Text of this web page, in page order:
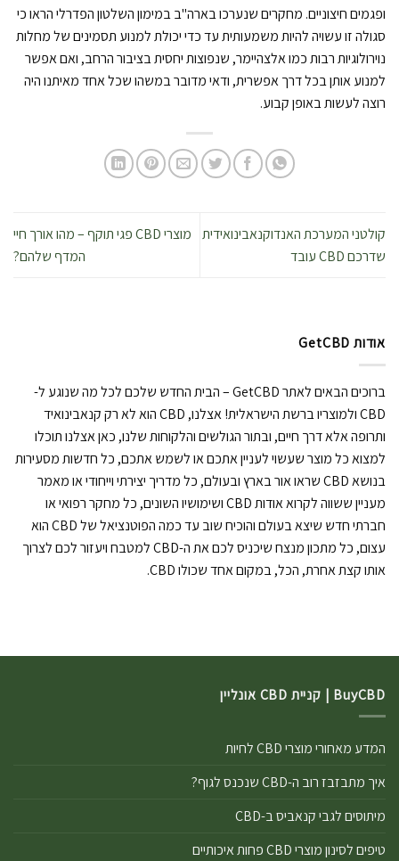
ופגמים חיצוניים. מחקרים שנערכו בארה"ב במימון השלטון הפדרלי הראו כי
סגולה זו עשויה להיות משמעותית עד כדי יכולת למנוע תסמינים של מחלות
נוירולוגיות רבות כמו אלצהיימר, שנפוצות יחסית בציבור הרחב, ואם אפשר
למנוע אותן בכל דרך אפשרית, ודאי מדובר במשהו שכל אחד מאיתנו היה
רוצה לעשות באופן קבוע.
קולטני המערכת האנדוקנאבינואידית
שדרכם CBD עובד
מוצרי CBD פגי תוקף – מהו אורך חיי
המדף שלהם?
אודות GetCBD
ברוכים הבאים לאתר GetCBD – הבית החדש שלכם לכל מה שנוגע ל-
CBD ולמוצריו ברשת הישראלית! אצלנו, CBD הוא לא רק קנאבינואיד
ותרופה אלא דרך חיים, ובתור הגולשים והלקוחות שלנו, כאן אצלנו תוכלו
למצוא כל מוצר שעשוי לעניין אתכם או לשמש אתכם, כל חדשות מסעירות
בנושא CBD שראו אור בארץ ובעולם, כל מדריך יצירתי וייחודי או מאמר
מעניין ששווה לקרוא אודות CBD ושימושיו השונים, כל מחקר רפואי או
חברתי חדש שיצא בעולם והוכיח שוב עד כמה הפוטנציאל של CBD הוא
עצום, כל מתכון מנצח שיכניס לכם את ה-CBD למטבח ויעזור לכם לצרוך
אותו קצת אחרת, הכל, במקום אחד שכולו CBD.
BuyCBD | קניית CBD אונליין
המדע מאחורי מוצרי CBD לחיות
איך מתבזבז רוב ה-CBD שנכנס לגוף?
מיתוסים לגבי קנאביס ב-CBD
טיפים לסינון מוצרי CBD פחות איכותיים